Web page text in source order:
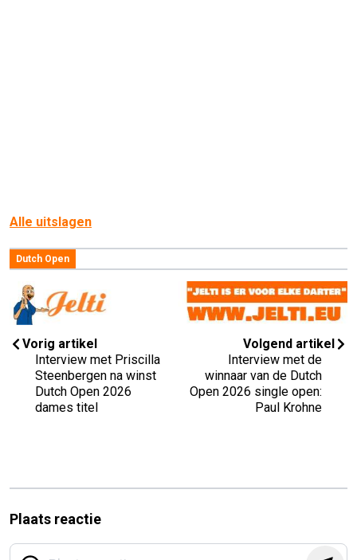
Alle uitslagen
Dutch Open
Vorig artikel
Interview met Priscilla
Steenbergen na winst
Dutch Open 2026
dames titel
Volgend artikel
Interview met de
winnaar van de Dutch
Open 2026 single open:
Paul Krohne
Plaats reactie